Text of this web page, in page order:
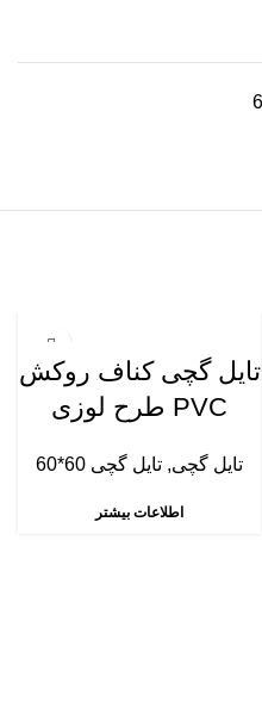
تایل گچی کناف روکش
PVC طرح لوزی
تایل گچی, تایل گچی 60*60
اطلاعات بیشتر